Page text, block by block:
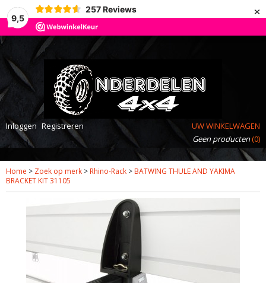
9,5
257 Reviews ×
Inloggen Registreren
UW WINKELWAGEN
Geen producten(0)
Home > Zoek op merk > Rhino-Rack > BATWING THULE AND YAKIMA
BRACKET KIT 31105